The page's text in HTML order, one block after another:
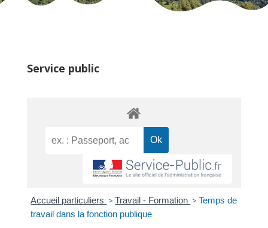
Service public
Accueil particuliers > Travail - Formation > Temps de
travail dans la fonction publique